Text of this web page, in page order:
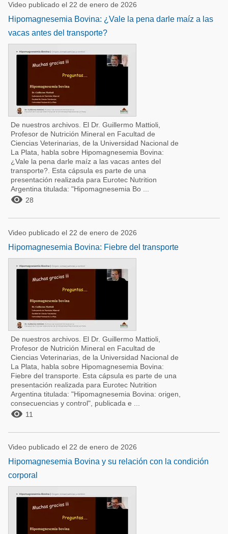
Video publicado el 22 de enero de 2026
Hipomagnesemia Bovina: ¿Vale la pena darle maíz a las
vacas antes del transporte?
De nuestros archivos. El Dr. Guillermo Mattioli,
Profesor de Nutrición Mineral en Facultad de
Ciencias Veterinarias, de la Universidad Nacional de
La Plata, habla sobre Hipomagnesemia Bovina:
¿Vale la pena darle maíz a las vacas antes del
transporte?. Esta cápsula es parte de una
presentación realizada para Eurotec Nutrition
Argentina titulada: "Hipomagnesemia Bo ...
 28
Video publicado el 22 de enero de 2026
Hipomagnesemia Bovina: Fiebre del transporte
De nuestros archivos. El Dr. Guillermo Mattioli,
Profesor de Nutrición Mineral en Facultad de
Ciencias Veterinarias, de la Universidad Nacional de
La Plata, habla sobre Hipomagnesemia Bovina:
Fiebre del transporte. Esta cápsula es parte de una
presentación realizada para Eurotec Nutrition
Argentina titulada: "Hipomagnesemia Bovina: origen,
consecuencias y control", publicada e ...
 11
Video publicado el 22 de enero de 2026
Hipomagnesemia Bovina y su relación con la condición
corporal